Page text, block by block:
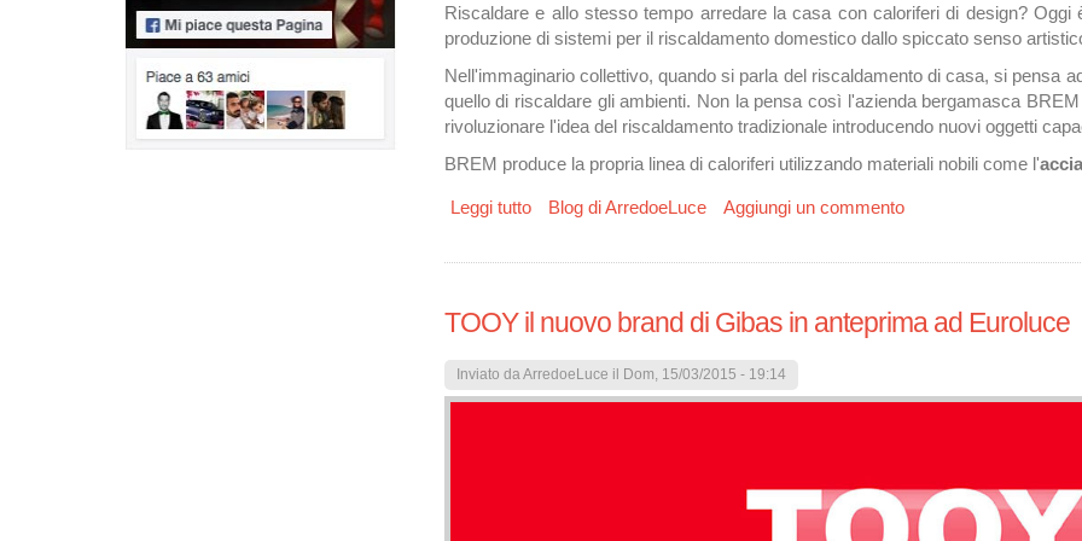
Riscaldare e allo stesso tempo arredare la casa con caloriferi di design?
produzione di sistemi per il riscaldamento domestico dallo spiccato senso
Nell'immaginario collettivo, quando si parla del riscaldamento di casa, si pensa
quello di riscaldare gli ambienti. Non la pensa così l'azienda bergamasca
rivoluzionare l'idea del riscaldamento tradizionale introducendo nuovi oggetti
BREM produce la propria linea di caloriferi utilizzando materiali nobili come l'
Leggi tuttosu BREM: i caloriferi di design che riscaldano arredando la casa
Blog di ArredoeLuce Aggiungi un commento
TOOY il nuovo brand di Gibas in anteprima ad Euroluce
Inviato daArredoeLuce il Dom, 15/03/2015 - 19:14